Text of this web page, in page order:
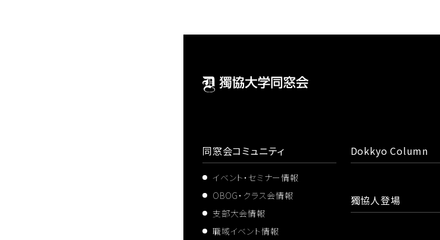
同窓会コミュニティ
イベント・セミナー情報
OBOG・クラス会情報
支部大会情報
職域イベント情報
Dokkyo Column
獨協人登場